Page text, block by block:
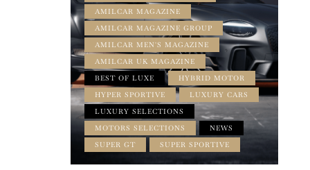
AMILCAR MAGAZINE
AMILCAR MAGAZINE GROUP
AMILCAR MEN'S MAGAZINE
AMILCAR UK MAGAZINE
BEST OF LUXE
HYBRID MOTOR
HYPER SPORTIVE
LUXURY CARS
LUXURY SELECTIONS
MOTORS SELECTIONS
NEWS
SUPER GT
SUPER SPORTIVE